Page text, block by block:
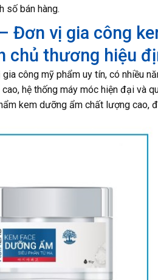
số bán hàng.
Đơn vị gia công
chủ thương hiệu
công mỹ phẩm uy tín, có nhiều
hệ thống máy móc hiện đại và
kem dưỡng ẩm chất lượng cao,